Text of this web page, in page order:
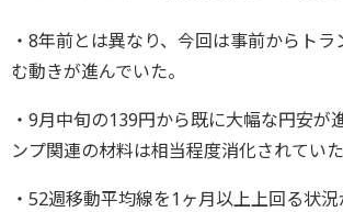
・8年前とは異なり、今回は事前からト
む動きが進んでいた。
・9月中旬の139円から既に大幅な円安が
ンプ関連の材料は相当程度消化されていた
・52週移動平均線を1ヶ月以上上回る状